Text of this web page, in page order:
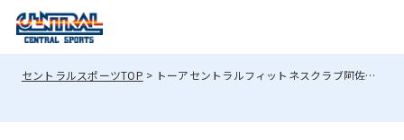
セントラルスポーツTOP トーアセントラルフィットネスクラブ阿佐谷へのお問い合わせ